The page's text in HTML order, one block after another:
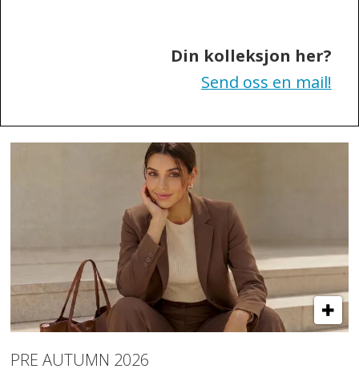
Din kolleksjon her?
Send oss en mail!
PRE AUTUMN 2026